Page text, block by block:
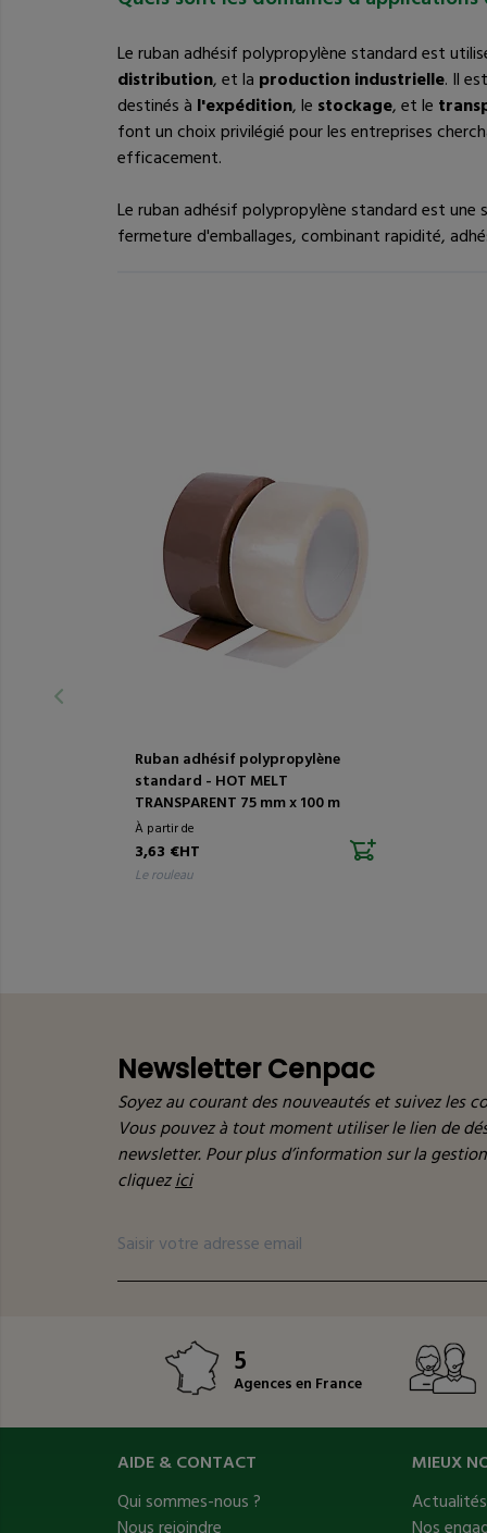
Le ruban adhésif polypropylène standard est
distribution, et la production industrielle. Il
destinés à l'expédition, le stockage, et le
font un choix privilégié pour les entreprises
efficacement.
Le ruban adhésif polypropylène standard est
fermeture d'emballages, combinant rapidité,
Ruban adhésif polypropylène
standard - HOT MELT
TRANSPARENT 75 mm x 100 m
À partir de
3,63 €HT
le rouleau
Newsletter Cenpac
Soyez au courant des nouveautés et suivez les
Vous pouvez à tout moment utiliser le lien de
newsletter. Pour plus d’information sur la
cliquezici
5
Agences en France
AIDE & CONTACT
Qui sommes-nous ?
MIEUX